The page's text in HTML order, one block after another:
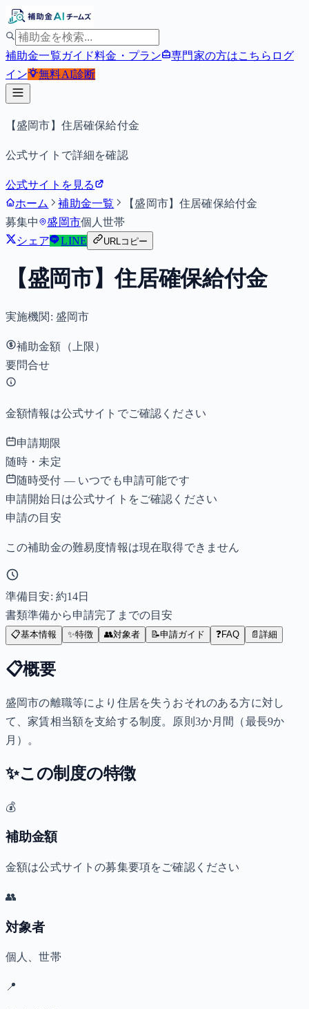
補助金一覧ガイド料金・プラン 専門家の方はこちら ログ
イン
無料AI診断
【盛岡市】住居確保給付金
公式サイトで詳細を確認
公式サイトを見る
ホーム
補助金一覧
【盛岡市】住居確保給付金
募集中
盛岡市個人世帯
シェア
LINE URLコピー
【盛岡市】住居確保給付金
実施機関: 盛岡市
補助金額（上限）
要問合せ
金額情報は公式サイトでご確認ください
申請期限
随時・未定
随時受付 — いつでも申請可能です
申請開始日は公式サイトをご確認ください
申請の目安
この補助金の難易度情報は現在取得できません
準備目安: 約14日
書類準備から申請完了までの目安
📋基本情報 ✨特徴 👥対象者 📝申請ガイド ❓FAQ 📄 詳細
📋概要
盛岡市の離職等により住居を失うおそれのある方に対し
て、家賃相当額を支給する制度。原則3か月間（最長9か
月）。
✨この制度の特徴
💰
補助金額
金額は公式サイトの募集要項をご確認ください
👥
対象者
個人、世帯
📍